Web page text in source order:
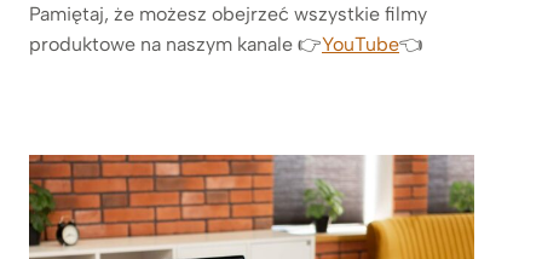
Pamiętaj, że możesz obejrzeć wszystkie filmy
produktowe na naszym kanale 👉YouTube👈